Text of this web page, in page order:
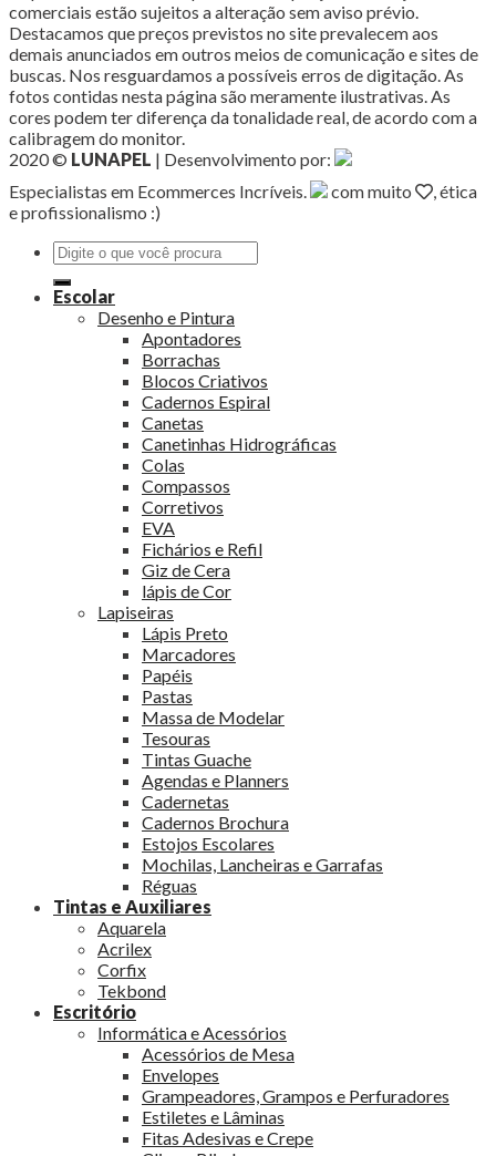
comerciais estão sujeitos a alteração sem aviso prévio.
Destacamos que preços previstos no site prevalecem aos
demais anunciados em outros meios de comunicação e sites de
buscas. Nos resguardamos a possíveis erros de digitação. As
fotos contidas nesta página são meramente ilustrativas. As
cores podem ter diferença da tonalidade real, de acordo com a
calibragem do monitor.
2020 © LUNAPEL | Desenvolvimento por:
Especialistas em Ecommerces Incríveis.
com muito
, ética
e profissionalismo :)
Pesquisar
por:
Escolar
Desenho e Pintura
Apontadores
Borrachas
Blocos Criativos
Cadernos Espiral
Canetas
Canetinhas Hidrográficas
Colas
Compassos
Corretivos
EVA
Fichários e Refil
Giz de Cera
lápis de Cor
Lapiseiras
Lápis Preto
Marcadores
Papéis
Pastas
Massa de Modelar
Tesouras
Tintas Guache
Agendas e Planners
Cadernetas
Cadernos Brochura
Estojos Escolares
Mochilas, Lancheiras e Garrafas
Réguas
Tintas e Auxiliares
Aquarela
Acrilex
Corfix
Tekbond
Escritório
Informática e Acessórios
Acessórios de Mesa
Envelopes
Grampeadores, Grampos e Perfuradores
Estiletes e Lâminas
Fitas Adesivas e Crepe